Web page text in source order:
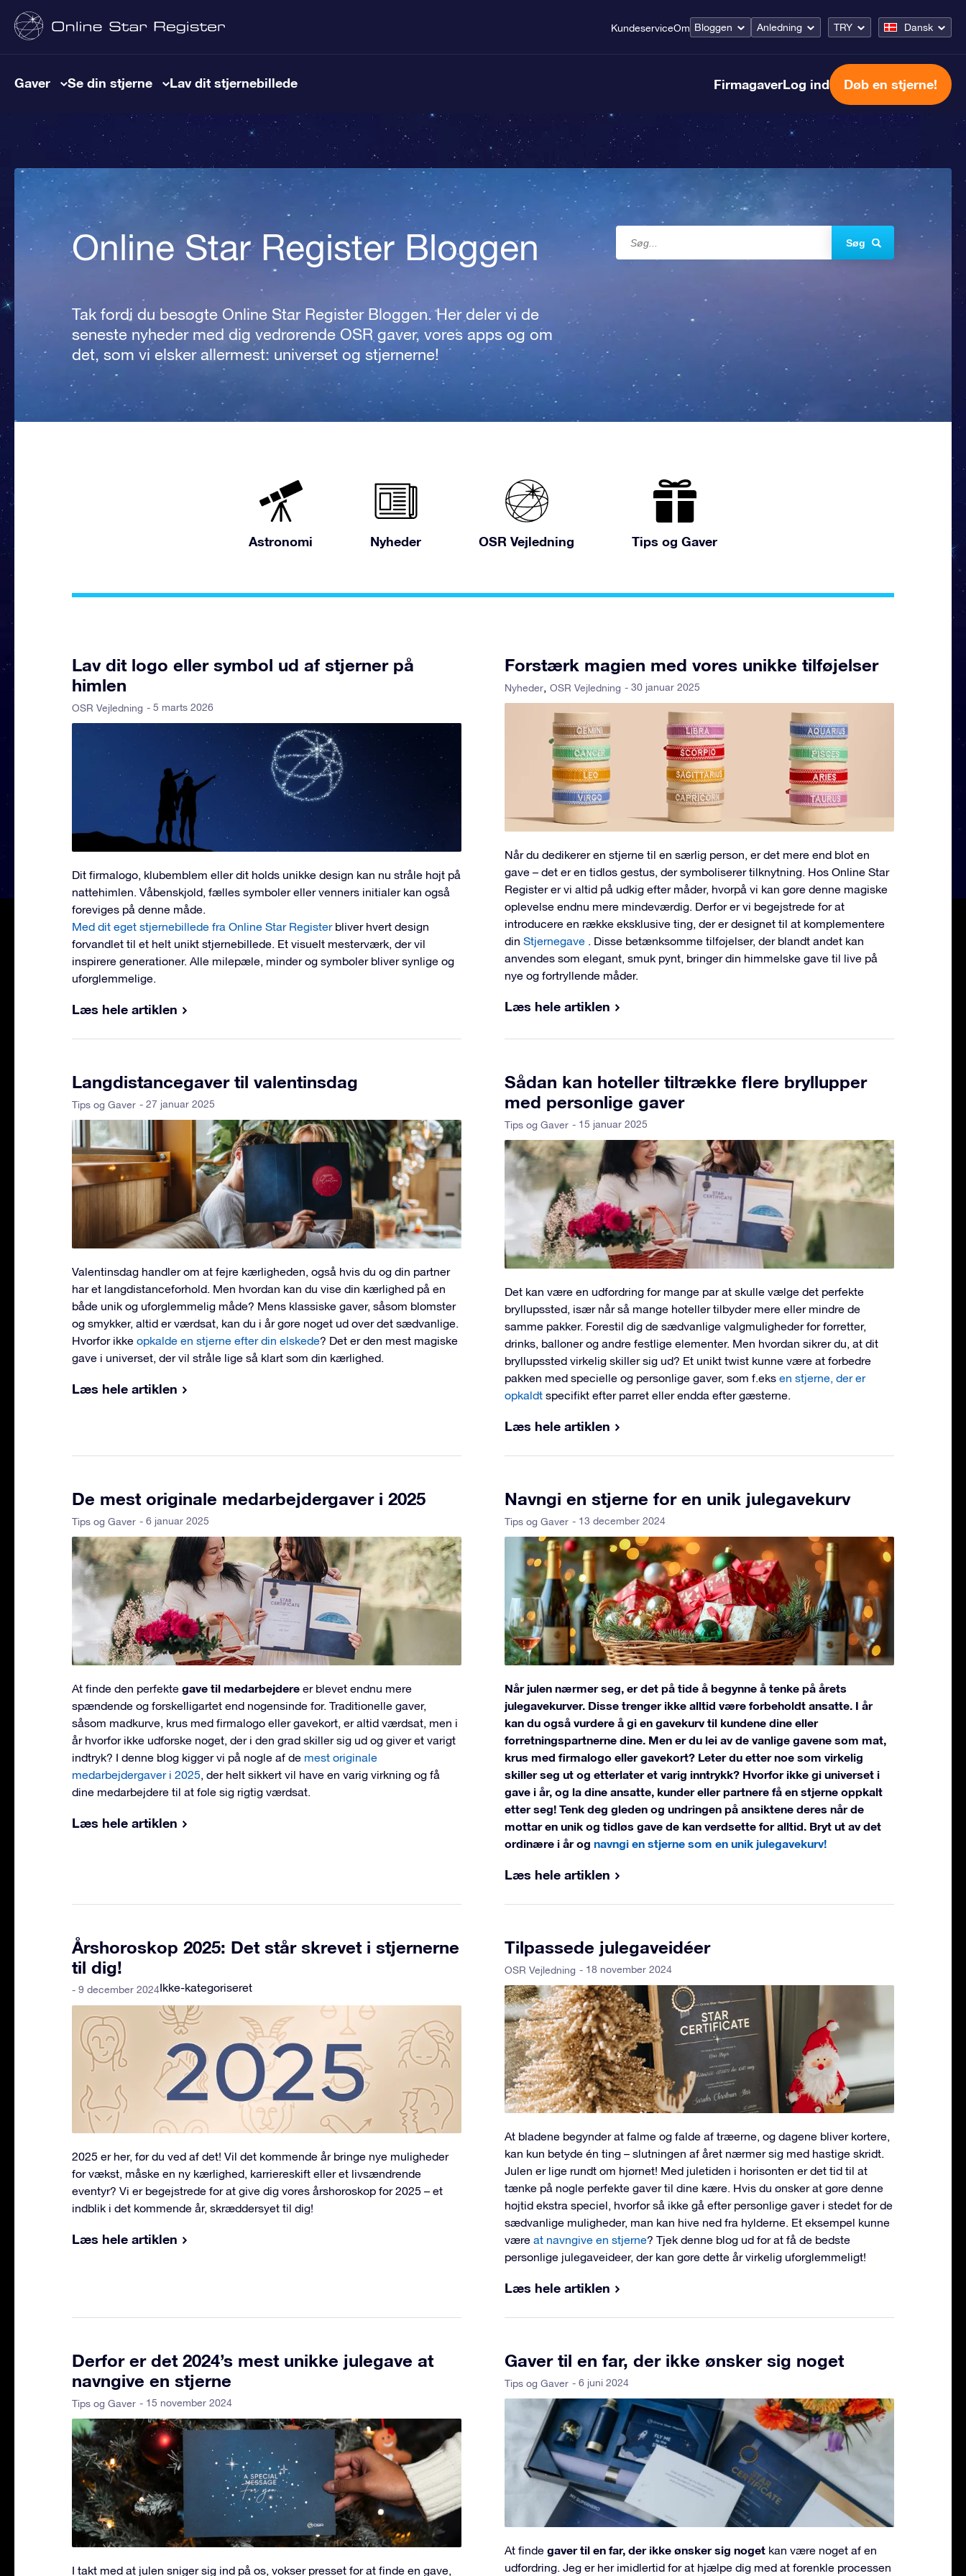
KundeserviceOm Bloggen Anledning TRY Dansk
Gaver Se din stjerne Lav dit stjernebillede FirmagaverLog ind Døb en stjerne!
Online Star Register Bloggen
Tak fordi du besøgte Online Star Register Bloggen. Her deler vi de
seneste nyheder med dig vedrørende OSR gaver, vores apps og om
det, som vi elsker allermest: universet og stjernerne!
Søg
Astronomi Nyheder OSR Vejledning Tips og Gaver
Lav dit logo eller symbol ud af stjerner på
himlen
OSR Vejledning - 5 marts 2026
Dit firmalogo, klubemblem eller dit holds unikke design kan nu stråle højt på
nattehimlen. Våbenskjold, fælles symboler eller venners initialer kan også
foreviges på denne måde.
Med dit eget stjernebillede fra Online Star Registerbliver hvert design
forvandlet til et helt unikt stjernebillede. Et visuelt mesterværk, der vil
inspirere generationer. Alle milepæle, minder og symboler bliver synlige og
uforglemmelige.
Læs hele artiklen
Forstærk magien med vores unikke tilføjelser
Nyheder OSR Vejledning - 30 januar 2025
Når du dedikerer en stjerne til en særlig person, er det mere end blot en
gave – det er en tidløs gestus, der symboliserer tilknytning. Hos Online Star
Register er vi altid på udkig efter måder, hvorpå vi kan gøre denne magiske
oplevelse endnu mere mindeværdig. Derfor er vi begejstrede for at
introducere en række eksklusive ting, der er designet til at komplementere
din Stjernegave . Disse betænksomme tilføjelser, der blandt andet kan
anvendes som elegant, smuk pynt, bringer din himmelske gave til live på
nye og fortryllende måder.
Læs hele artiklen
Langdistancegaver til valentinsdag
Tips og Gaver - 27 januar 2025
Valentinsdag handler om at fejre kærligheden, også hvis du og din partner
har et langdistanceforhold. Men hvordan kan du vise din kærlighed på en
både unik og uforglemmelig måde? Mens klassiske gaver, såsom blomster
og smykker, altid er værdsat, kan du i år gøre noget ud over det sædvanlige.
Hvorfor ikke opkalde en stjerne efter din elskede? Det er den mest magiske
gave i universet, der vil stråle lige så klart som din kærlighed.
Læs hele artiklen
Sådan kan hoteller tiltrække flere bryllupper
med personlige gaver
Tips og Gaver - 15 januar 2025
Det kan være en udfordring for mange par at skulle vælge det perfekte
bryllupssted, især når så mange hoteller tilbyder mere eller mindre de
samme pakker. Forestil dig de sædvanlige valgmuligheder for forretter,
drinks, balloner og andre festlige elementer. Men hvordan sikrer du, at dit
bryllupssted virkelig skiller sig ud? Et unikt twist kunne være at forbedre
pakken med specielle og personlige gaver, som f.eks en stjerne, der er
opkaldt specifikt efter parret eller endda efter gæsterne.
Læs hele artiklen
De mest originale medarbejdergaver i 2025
Tips og Gaver - 6 januar 2025
At finde den perfekte gave til medarbejdere er blevet endnu mere
spændende og forskelligartet end nogensinde før. Traditionelle gaver,
såsom madkurve, krus med firmalogo eller gavekort, er altid værdsat, men i
år hvorfor ikke udforske noget, der i den grad skiller sig ud og giver et varigt
indtryk? I denne blog kigger vi på nogle af de mest originale
medarbejdergaver i 2025 , der helt sikkert vil have en varig virkning og få
dine medarbejdere til at føle sig rigtig værdsat.
Læs hele artiklen
Navngi en stjerne for en unik julegavekurv
Tips og Gaver - 13 december 2024
Når julen nærmer seg, er det på tide å begynne å tenke på årets
julegavekurver. Disse trenger ikke alltid være forbeholdt ansatte. I år
kan du også vurdere å gi en gavekurv til kundene dine eller
forretningspartnerne dine. Men er du lei av de vanlige gavene som mat,
krus med firmalogo eller gavekort? Leter du etter noe som virkelig
skiller seg ut og etterlater et varig inntrykk? Hvorfor ikke gi universet i
gave i år, og la dine ansatte, kunder eller partnere få en stjerne oppkalt
etter seg! Tenk deg gleden og undringen på ansiktene deres når de
mottar en unik og tidløs gave de kan verdsette for alltid. Bryt ut av det
ordinære i år og navngi en stjerne som en unik julegavekurv!
Læs hele artiklen
Årshoroskop 2025: Det står skrevet i stjernerne
til dig!
Ikke-kategoriseret
- 9 december 2024
2025 er her, før du ved af det! Vil det kommende år bringe nye muligheder
for vækst, måske en ny kærlighed, karriereskift eller et livsændrende
eventyr? Vi er begejstrede for at give dig vores årshoroskop for 2025 – et
indblik i det kommende år, skræddersyet til dig!
Læs hele artiklen
Tilpassede julegaveidéer
OSR Vejledning - 18 november 2024
At bladene begynder at falme og falde af træerne, og dagene bliver kortere,
kan kun betyde én ting – slutningen af året nærmer sig med hastige skridt.
Julen er lige rundt om hjørnet! Med juletiden i horisonten er det tid til at
tænke på nogle perfekte gaver til dine kære. Hvis du ønsker at gøre denne
højtid ekstra speciel, hvorfor så ikke gå efter personlige gaver i stedet for de
sædvanlige muligheder, man kan hive ned fra hylderne. Et eksempel kunne
være at navngive en stjerne? Tjek denne blog ud for at få de bedste
personlige julegaveideer, der kan gøre dette år virkelig uforglemmeligt!
Læs hele artiklen
Derfor er det 2024’s mest unikke julegave at
navngive en stjerne
Tips og Gaver - 15 november 2024
I takt med at julen sniger sig ind på os, vokser presset for at finde en gave,
Gaver til en far, der ikke ønsker sig noget
Tips og Gaver - 6 juni 2024
At finde gaver til en far, der ikke ønsker sig noget kan være noget af en
udfordring. Jeg er her imidlertid for at hjælpe dig med at forenkle processen